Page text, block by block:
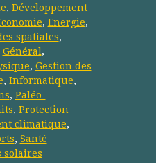
, Développement
, Energie,
spatiales,
Général,
, Gestion des
, Informatique,
, Paléo-
, Protection
climatique,
, Santé
solaires